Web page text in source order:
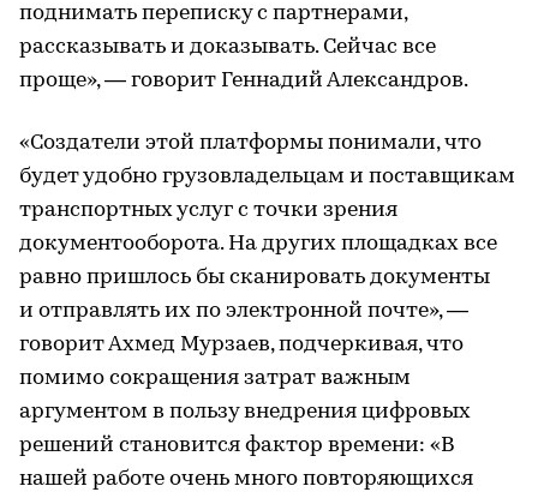
поднимать переписку с партнерами,
рассказывать и доказывать. Сейчас все
проще», — говорит Геннадий Александров.
«Создатели этой платформы понимали, что
будет удобно грузовладельцам и поставщикам
транспортных услуг с точки зрения
документооборота. На других площадках все
равно пришлось бы сканировать документы
и отправлять их по электронной почте», —
говорит Ахмед Мурзаев, подчеркивая, что
помимо сокращения затрат важным
аргументом в пользу внедрения цифровых
решений становится фактор времени: «В
нашей работе очень много повторяющихся